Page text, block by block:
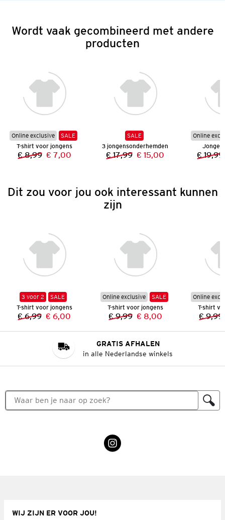
Wordt vaak gecombineerd met andere
producten
Online exclusive
SALE
T-shirt voor jongens
Vorige prijs:
€ 8,99 Nieuwe prijs:
€ 7,00
SALE
3 jongensonderhemden
Vorige prijs:
€ 17,99 Nieuwe prijs:
€ 15,00
Online
€ 19,99
Dit zou voor jou ook interessant kunnen
zijn
3 voor 2
SALE
T-shirt voor jongens
Vorige prijs:
€ 6,99 Nieuwe prijs:
€ 6,00
Online exclusive
SALE
T-shirt voor jongens
Vorige prijs:
€ 9,99 Nieuwe prijs:
€ 8,00
Online
T-shirt
€ 9,99
GRATIS AFHALEN
in alle Nederlandse winkels
WIJ ZIJN ER VOOR JOU!